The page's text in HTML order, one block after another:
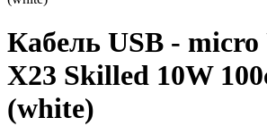
Кабель USB - micro
X23 Skilled 10W
(white)